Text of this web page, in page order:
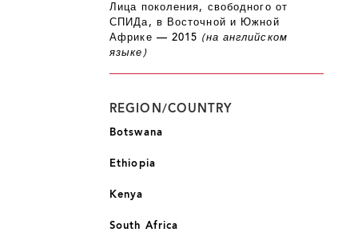
Лица поколения, свободного от
СПИДа, в Восточной и Южной
Африке — 2015 (на английском
языке)
REGION/COUNTRY
Botswana
Ethiopia
Kenya
South Africa